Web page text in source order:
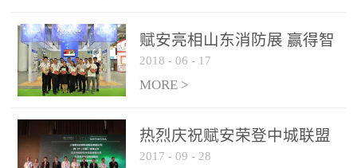
现火焰的跟踪和识别。能
更早的进行预警，达到早
报早防的效果。 系统构
成示意图： 图像型火灾
和监控端两大部分组成。
两者之间通过以太网相
赋安亮相山东消防展 赢得智
慧消防新荣耀
2018 - 06 - 17
MORE >
热烈庆祝赋安荣登中城联盟
联合采购战略合作平台
2017 - 09 - 28